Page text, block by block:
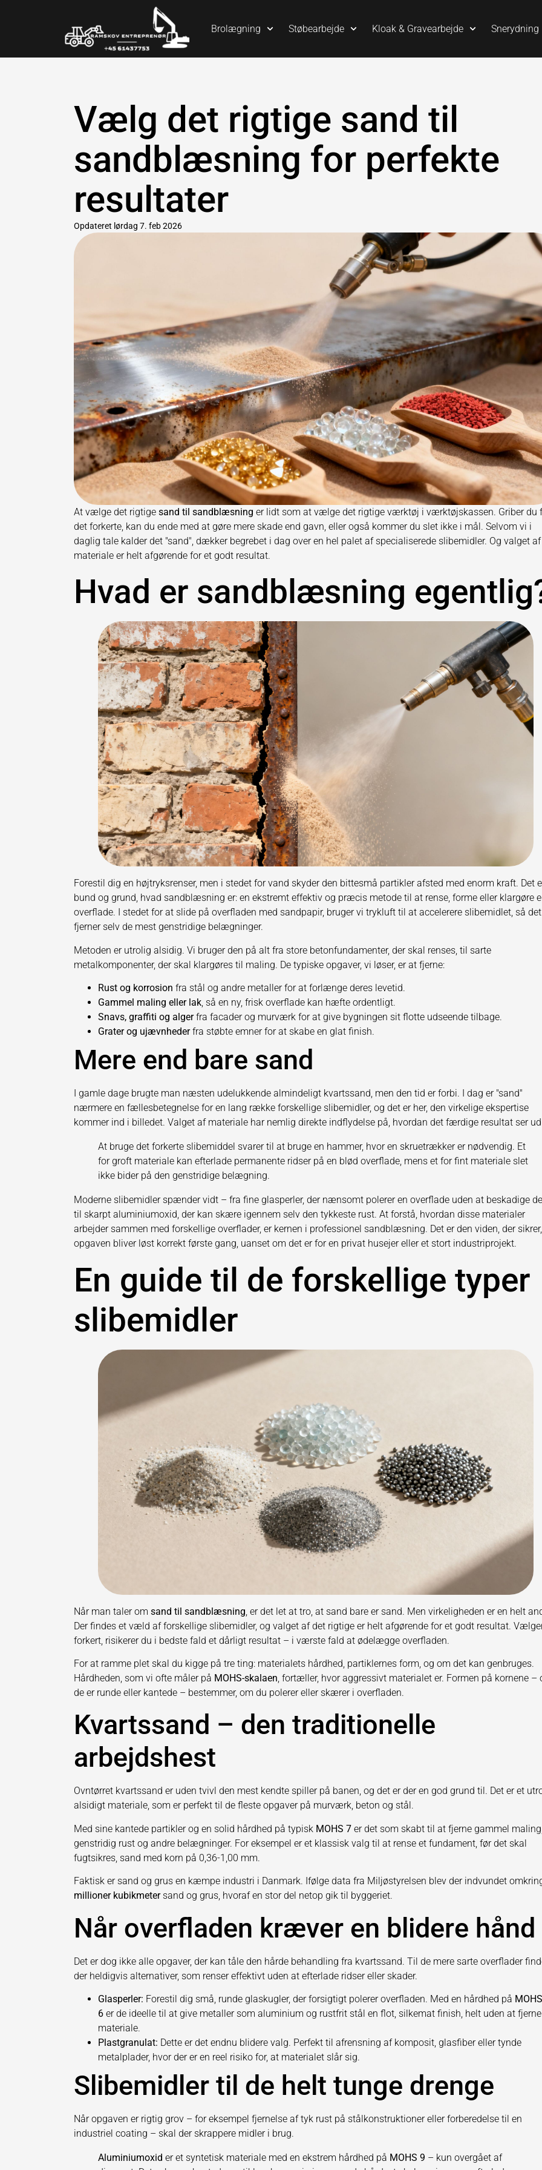
Brolægning Støbearbejde Kloak & Gravearbejde Snerydning
Vælg det rigtige sand til
sandblæsning for perfekte
resultater
Opdateret lørdag 7. feb 2026
At vælge det rigtige sand til sandblæsning er lidt som at vælge det rigtige værktøj i værktøjskassen. Griber du
det forkerte, kan du ende med at gøre mere skade end gavn, eller også kommer du slet ikke i mål. Selvom vi i
daglig tale kalder det "sand", dækker begrebet i dag over en hel palet af specialiserede slibemidler. Og valget af
materiale er helt afgørende for et godt resultat.
Hvad er sandblæsning
Forestil dig en højtryksrenser, men i stedet for vand skyder den bittesmå partikler afsted med enorm kraft. Det
bund og grund, hvad sandblæsning er: en ekstremt effektiv og præcis metode til at rense, forme eller klargøre
overflade. I stedet for at slide på overfladen med sandpapir, bruger vi trykluft til at accelerere slibemidlet, så det
fjerner selv de mest genstridige belægninger.
Metoden er utrolig alsidig. Vi bruger den på alt fra store betonfundamenter, der skal renses, til sarte
metalkomponenter, der skal klargøres til maling. De typiske opgaver, vi løser, er at fjerne:
Rust og korrosion fra stål og andre metaller for at forlænge deres levetid.
Gammel maling eller lak, så en ny, frisk overflade kan hæfte ordentligt.
Snavs, graffiti og algerfra facader og murværk for at give bygningen sit flotte udseende tilbage.
Grater og ujævnhederfra støbte emner for at skabe en glat finish.
Mere end bare sand
I gamle dage brugte man næsten udelukkende almindeligt kvartssand, men den tid er forbi. I dag er "sand"
nærmere en fællesbetegnelse for en lang række forskellige slibemidler, og det er her, den virkelige ekspertise
kommer ind i billedet. Valget af materiale har nemlig direkte indflydelse på, hvordan det færdige resultat ser
At bruge det forkerte slibemiddel svarer til at bruge en hammer, hvor en skruetrækker er nødvendig. Et
for groft materiale kan efterlade permanente ridser på en blød overflade, mens et for fint materiale slet
ikke bider på den genstridige belægning.
Moderne slibemidler spænder vidt – fra fine glasperler, der nænsomt polerer en overflade uden at beskadige
til skarpt aluminiumoxid, der kan skære igennem selv den tykkeste rust. At forstå, hvordan disse materialer
arbejder sammen med forskellige overflader, er kernen i professionel sandblæsning. Det er den viden, der
opgaven bliver løst korrekt første gang, uanset om det er for en privat husejer eller et stort industriprojekt.
En guide til de forskellige typer
slibemidler
Når man taler om sand til sandblæsning , er det let at tro, at sand bare er sand. Men virkeligheden er en helt
Der findes et væld af forskellige slibemidler, og valget af det rigtige er helt afgørende for et godt resultat.
forkert, risikerer du i bedste fald et dårligt resultat – i værste fald at ødelægge overfladen.
For at ramme plet skal du kigge på tre ting: materialets hårdhed, partiklernes form, og om det kan genbruges.
Hårdheden, som vi ofte måler på MOHS-skalaen, fortæller, hvor aggressivt materialet er. Formen på kornene –
de er runde eller kantede – bestemmer, om du polerer eller skærer i overfladen.
Kvartssand – den traditionelle
arbejdshest
Ovntørret kvartssand er uden tvivl den mest kendte spiller på banen, og det er der en god grund til. Det er et
alsidigt materiale, som er perfekt til de fleste opgaver på murværk, beton og stål.
Med sine kantede partikler og en solid hårdhed på typisk MOHS 7 er det som skabt til at fjerne gammel
genstridig rust og andre belægninger. For eksempel er et klassisk valg til at rense et fundament, før det skal
fugtsikres, sand med korn på 0,36-1,00 mm.
Faktisk er sand og grus en kæmpe industri i Danmark. Ifølge data fra Miljøstyrelsen blev der indvundet
millioner kubikmetersand og grus, hvoraf en stor del netop gik til byggeriet.
Når overfladen kræver en blidere hånd
Det er dog ikke alle opgaver, der kan tåle den hårde behandling fra kvartssand. Til de mere sarte overflader
der heldigvis alternativer, som renser effektivt uden at efterlade ridser eller skader.
Glasperler: Forestil dig små, runde glaskugler, der forsigtigt polerer overfladen. Med en hårdhed på
6 er de ideelle til at give metaller som aluminium og rustfrit stål en flot, silkemat finish, helt uden at fjerne
materiale.
Plastgranulat: Dette er det endnu blidere valg. Perfekt til afrensning af komposit, glasfiber eller tynde
metalplader, hvor der er en reel risiko for, at materialet slår sig.
Slibemidler til de helt tunge drenge
Når opgaven er rigtig grov – for eksempel fjernelse af tyk rust på stålkonstruktioner eller forberedelse til en
industriel coating – skal der skrappere midler i brug.
Aluminiumoxid er et syntetisk materiale med en ekstrem hårdhed på MOHS 9 – kun overgået af